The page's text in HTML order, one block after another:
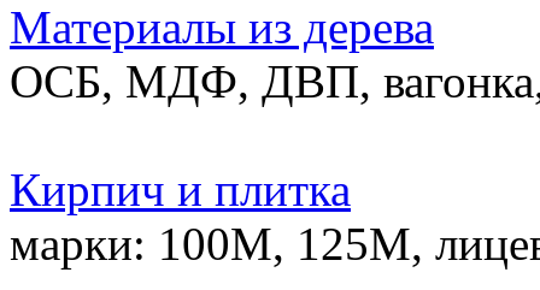
Материалы из дерева
ОСБ, МДФ, ДВП,
Кирпич и плитка
марки: 100М, 125М,